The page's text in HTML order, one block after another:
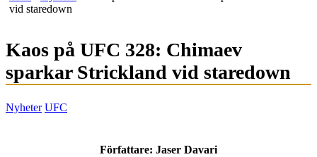
vid staredown
Kaos på UFC 328: Chimaev
sparkar Strickland vid staredown
Nyheter UFC
Författare: Jaser Davari